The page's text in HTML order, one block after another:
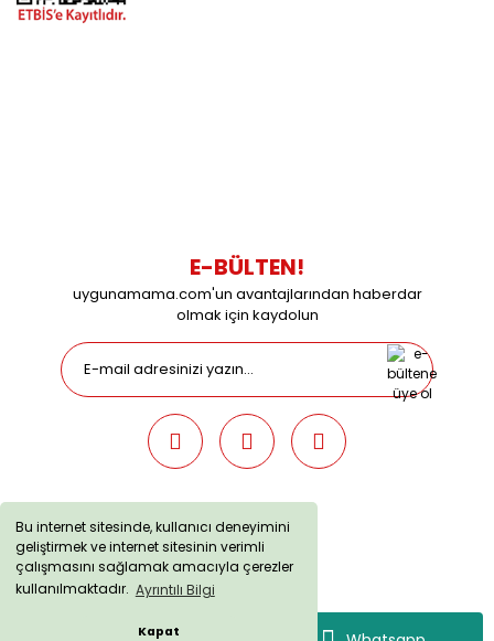
Bu internet sitesinde, kullanıcı deneyimini
geliştirmek ve internet sitesinin verimli
çalışmasını sağlamak amacıyla çerezler
kullanılmaktadır. Ayrıntılı Bilgi
Kapat
E-BÜLTEN!
uygunamama.com'un avantajlarından haberdar
olmak için kaydolun
uygunamama.com © 2019 - Tüm Hakları Saklıdır. Kredi kartı
bilgileriniz 256bit SSL sertifikası ile korunmaktadır.